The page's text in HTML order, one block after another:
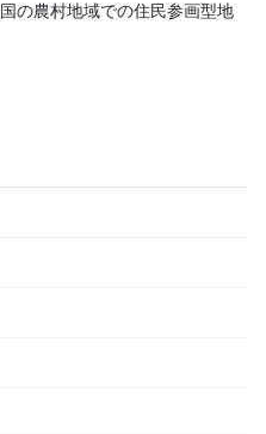
の農村地域での住民参画型地